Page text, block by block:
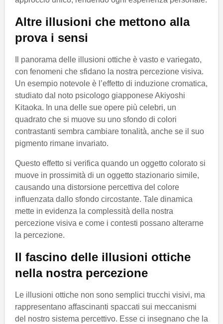
Altre illusioni che mettono alla
prova i sensi
Il panorama delle illusioni ottiche è vasto e variegato,
con fenomeni che sfidano la nostra percezione visiva.
Un esempio notevole è l’effetto di induzione cromatica,
studiato dal noto psicologo giapponese Akiyoshi
Kitaoka. In una delle sue opere più celebri, un
quadrato che si muove su uno sfondo di colori
contrastanti sembra cambiare tonalità, anche se il suo
pigmento rimane invariato.
Questo effetto si verifica quando un oggetto colorato si
muove in prossimità di un oggetto stazionario simile,
causando una distorsione percettiva del colore
influenzata dallo sfondo circostante. Tale dinamica
mette in evidenza la complessità della nostra
percezione visiva e come i contesti possano alterarne
la percezione.
Il fascino delle illusioni ottiche
nella nostra percezione
Le illusioni ottiche non sono semplici trucchi visivi, ma
rappresentano affascinanti spaccati sui meccanismi
del nostro sistema percettivo. Esse ci insegnano che la